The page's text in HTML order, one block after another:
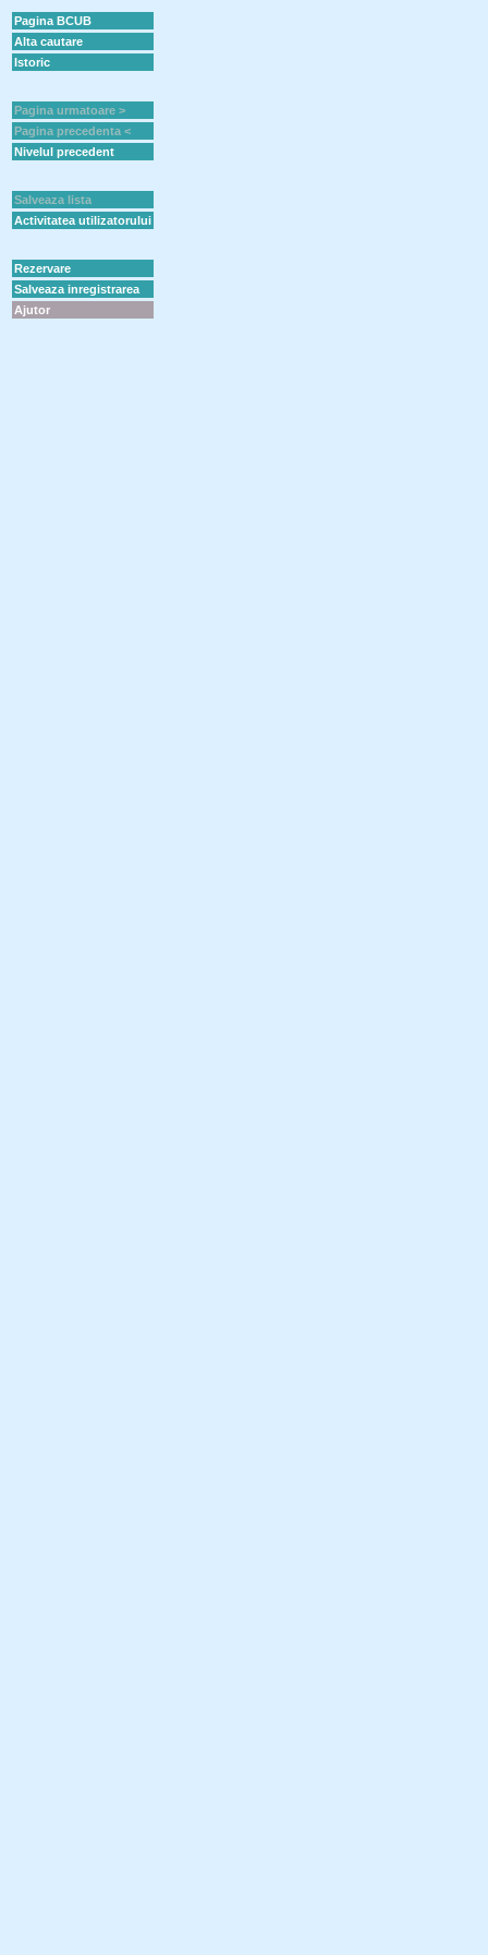
Pagina BCUB
Alta cautare
Istoric
Pagina urmatoare >
Pagina precedenta <
Nivelul precedent
Salveaza lista
Activitatea utilizatorului
Rezervare
Salveaza inregistrarea
Ajutor